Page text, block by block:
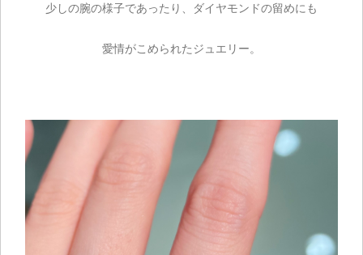
少しの腕の様子であったり、ダイヤモンドの留めにも
愛情がこめられたジュエリー。